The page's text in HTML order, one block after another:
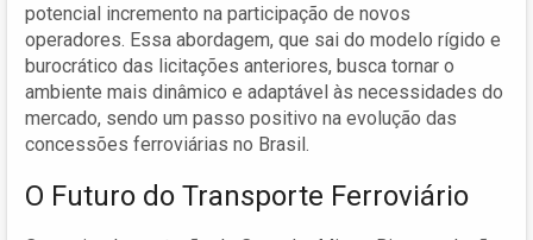
potencial incremento na participação de novos
operadores. Essa abordagem, que sai do modelo rígido e
burocrático das licitações anteriores, busca tornar o
ambiente mais dinâmico e adaptável às necessidades do
mercado, sendo um passo positivo na evolução das
concessões ferroviárias no Brasil.
O Futuro do Transporte Ferroviário